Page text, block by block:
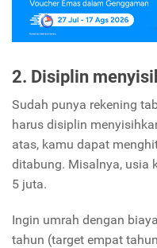
2. Disiplin
Sudah punya rekening
harus disiplin
atas, kamu dapat
ditabung. Misalnya, usia
5 juta.
Ingin umrah dengan
tahun (target empat